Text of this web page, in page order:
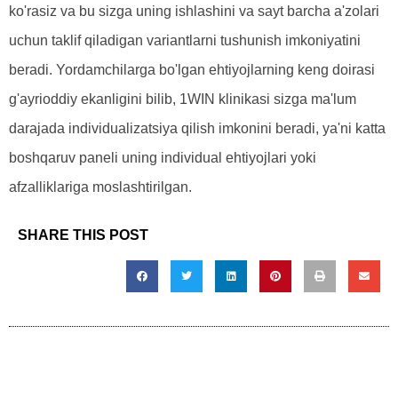
ko'rasiz va bu sizga uning ishlashini va sayt barcha a'zolari
uchun taklif qiladigan variantlarni tushunish imkoniyatini
beradi. Yordamchilarga bo'lgan ehtiyojlarning keng doirasi
g'ayrioddiy ekanligini bilib, 1WIN klinikasi sizga ma'lum
darajada individualizatsiya qilish imkonini beradi, ya'ni katta
boshqaruv paneli uning individual ehtiyojlari yoki
afzalliklariga moslashtirilgan.
SHARE THIS POST